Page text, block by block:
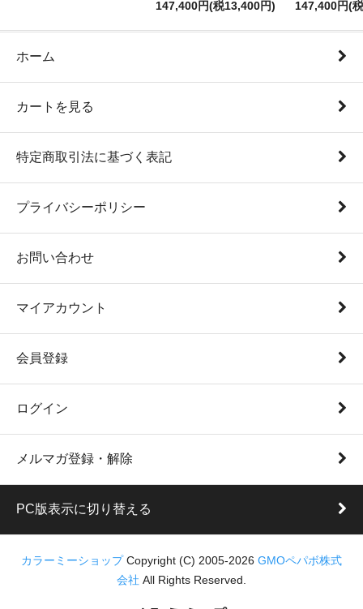
147,400円(税13,400円)
147,400円(
ホーム
カートを見る
特定商取引法に基づく表記
プライバシーポリシー
お問い合わせ
マイアカウント
会員登録
ログイン
メルマガ登録・解除
PC版表示に切り替える
カラーミーショップ Copyright (C) 2005-2026 GMOペパボ株式
会社 All Rights Reserved.